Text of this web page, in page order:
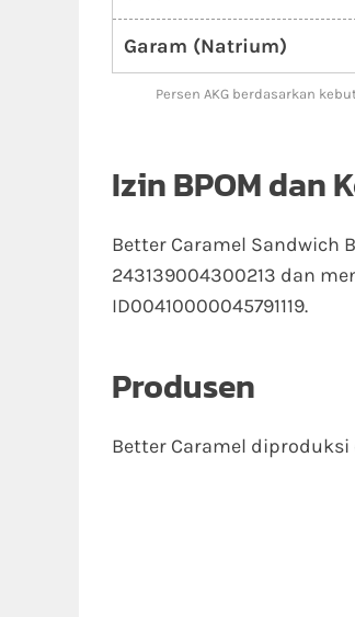
Garam (Natrium)
Persen AKG berdasarkan
Izin BPOM dan
Better Caramel Sandwich
243139004300213 dan
ID00410000045791119.
Produsen
Better Caramel diproduksi